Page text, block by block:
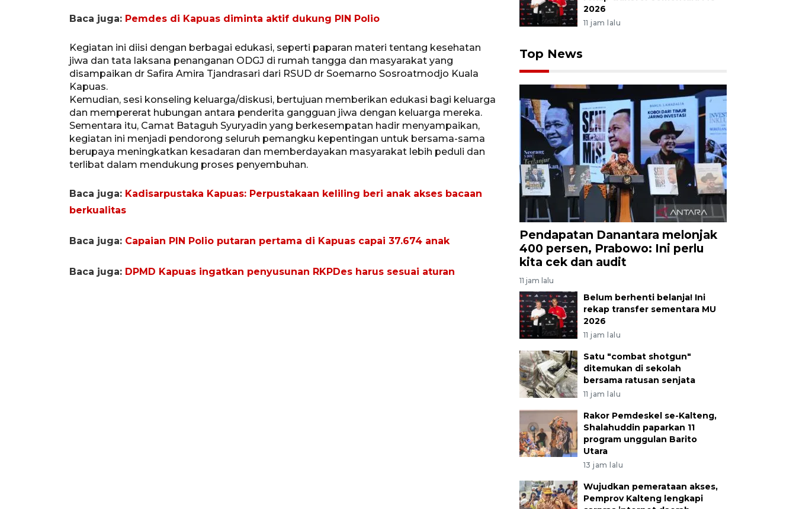
Baca juga: Pemdes di Kapuas diminta aktif dukung PIN Polio
Kegiatan ini diisi dengan berbagai edukasi, seperti paparan materi tentang kesehatan
jiwa dan tata laksana penanganan ODGJ di rumah tangga dan masyarakat yang
disampaikan dr Safira Amira Tjandrasari dari RSUD dr Soemarno Sosroatmodjo Kuala
Kapuas.
Kemudian, sesi konseling keluarga/diskusi, bertujuan memberikan edukasi bagi keluarga
dan mempererat hubungan antara penderita gangguan jiwa dengan keluarga mereka.
Sementara itu, Camat Bataguh Syuryadin yang berkesempatan hadir menyampaikan,
kegiatan ini menjadi pendorong seluruh pemangku kepentingan untuk bersama-sama
berupaya meningkatkan kesadaran dan memberdayakan masyarakat lebih peduli dan
terlibat dalam mendukung proses penyembuhan.
Baca juga: Kadisarpustaka Kapuas: Perpustakaan keliling beri anak akses bacaan
berkualitas
Baca juga: Capaian PIN Polio putaran pertama di Kapuas capai 37.674 anak
Baca juga: DPMD Kapuas ingatkan penyusunan RKPDes harus sesuai aturan
2026
11 jam lalu
Top News
Pendapatan Danantara melonjak
400 persen, Prabowo: Ini perlu
kita cek dan audit
11 jam lalu
Belum berhenti belanja! Ini
rekap transfer sementara MU
2026
11 jam lalu
Satu "combat shotgun"
ditemukan di sekolah
bersama ratusan senjata
11 jam lalu
Rakor Pemdeskel se-Kalteng,
Shalahuddin paparkan 11
program unggulan Barito
Utara
13 jam lalu
Wujudkan pemerataan akses,
Pemprov Kalteng lengkapi